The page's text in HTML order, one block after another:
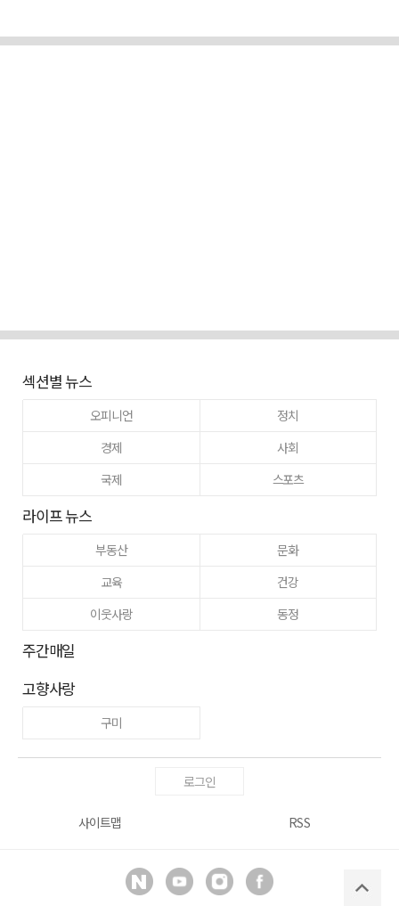
섹션별 뉴스
오피니언
정치
경제
사회
국제
스포츠
라이프 뉴스
부동산
문화
교육
건강
이웃사랑
동정
주간매일
고향사랑
구미
로그인
사이트맵 RSS